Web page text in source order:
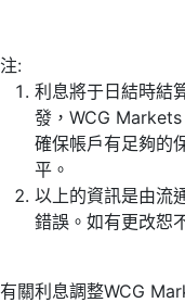
注:
利息將于日結時結
發，WCG
確保帳戶有足夠的
平。
以上的資訊是由流
錯誤。如有更改恕
有關利息調整WCG